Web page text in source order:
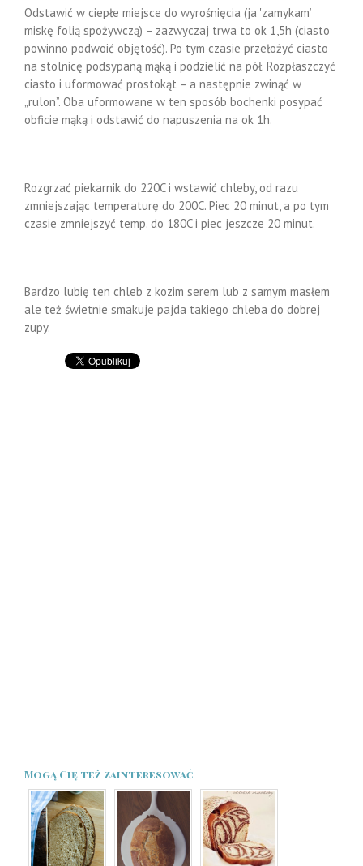
Odstawić w ciepłe miejsce do wyrośnięcia (ja 'zamykam’
miskę folią spożywczą) – zazwyczaj trwa to ok 1,5h (ciasto
powinno podwoić objętość). Po tym czasie przełożyć ciasto
na stolnicę podsypaną mąką i podzielić na pół. Rozpłaszczyć
ciasto i uformować prostokąt – a następnie zwinąć w
„rulon”. Oba uformowane w ten sposób bochenki posypać
obficie mąką i odstawić do napuszenia na ok 1h.
Rozgrzać piekarnik do 220C i wstawić chleby, od razu
zmniejszając temperaturę do 200C. Piec 20 minut, a po tym
czasie zmniejszyć temp. do 180C i piec jeszcze 20 minut.
Bardzo lubię ten chleb z kozim serem lub z samym masłem
ale też świetnie smakuje pajda takiego chleba do dobrej
zupy.
Mogą Cię też zainteresować